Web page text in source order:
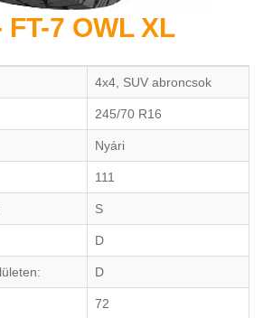
7 OWL XL
4x4, SUV abroncsok
245/70 R16
Nyári
111
S
D
D
72